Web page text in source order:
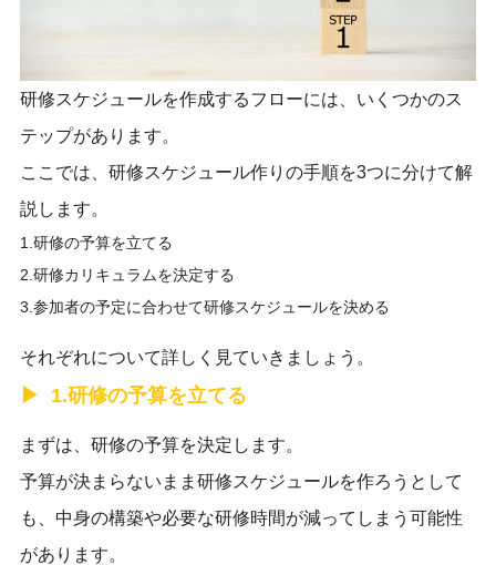
研修スケジュールを作成するフローには、いくつかのス
テップがあります。
ここでは、研修スケジュール作りの手順を3つに分けて解
説します。
1.研修の予算を立てる
2.研修カリキュラムを決定する
3.参加者の予定に合わせて研修スケジュールを決める
それぞれについて詳しく見ていきましょう。
1.研修の予算を立てる
まずは、研修の予算を決定します。
予算が決まらないまま研修スケジュールを作ろうとして
も、中身の構築や必要な研修時間が減ってしまう可能性
があります。